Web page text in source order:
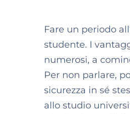
Fare un periodo
studente. I
numerosi, a
Per non parlare,
sicurezza in sé
allo studio